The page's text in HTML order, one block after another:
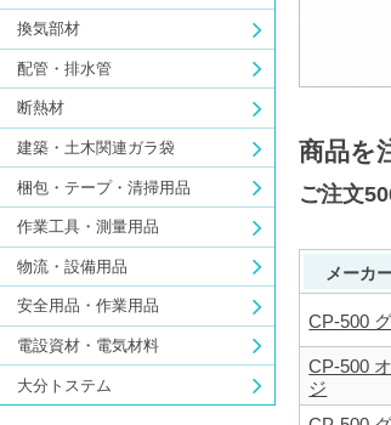
換気部材
配管・排水管
断熱材
建築・土木関連ガラ袋
梱包・テープ・清掃用品
作業工具・測量用品
物流・設備用品
安全用品・作業用品
電設資材・電気材料
大分トステム
商品を
ご注文
メーカ
CP-500
CP-500
ジ